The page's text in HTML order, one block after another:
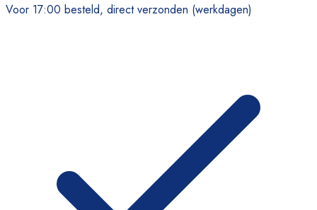
Voor 17:00 besteld, direct verzonden (werkdagen)